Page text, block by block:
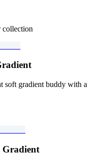
collection
soft gradient buddy with a
Gradient